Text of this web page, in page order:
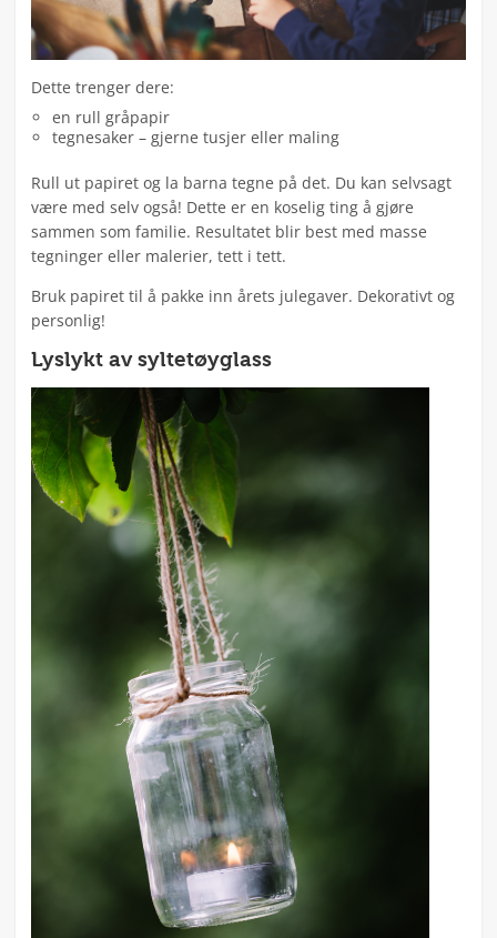
Dette trenger dere:
en rull gråpapir
tegnesaker – gjerne tusjer eller maling
Rull ut papiret og la barna tegne på det. Du kan selvsagt
være med selv også! Dette er en koselig ting å gjøre
sammen som familie. Resultatet blir best med masse
tegninger eller malerier, tett i tett.
Bruk papiret til å pakke inn årets julegaver. Dekorativt og
personlig!
Lyslykt av syltetøyglass